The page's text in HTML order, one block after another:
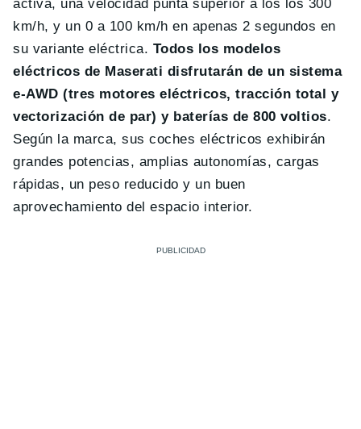
activa, una velocidad punta superior a los los 300
km/h, y un 0 a 100 km/h en apenas 2 segundos en
su variante eléctrica. Todos los modelos
eléctricos de Maserati disfrutarán de un sistema
e-AWD (tres motores eléctricos, tracción total y
vectorización de par) y baterías de 800 voltios.
Según la marca, sus coches eléctricos exhibirán
grandes potencias, amplias autonomías, cargas
rápidas, un peso reducido y un buen
aprovechamiento del espacio interior.